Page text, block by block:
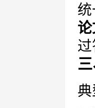
论
过